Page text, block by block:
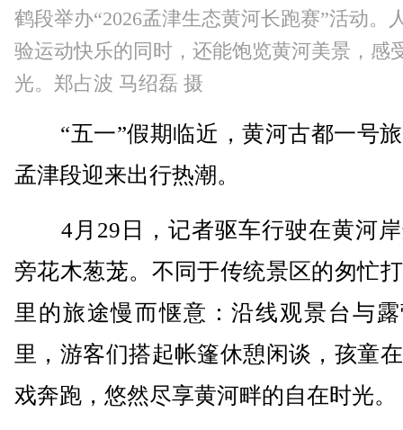
鹤段举办“2026孟津生态黄河长跑赛”活动。
验运动快乐的同时，还能饱览黄河美景，感
光。郑占波 马绍磊 摄
“五一”假期临近，黄河古都一号
孟津段迎来出行热潮。
4月29日，记者驱车行驶在黄河岸
旁花木葱茏。不同于传统景区的匆忙
里的旅途慢而惬意：沿线观景台与
里，游客们搭起帐篷休憩闲谈，孩童
戏奔跑，悠然尽享黄河畔的自在时光。